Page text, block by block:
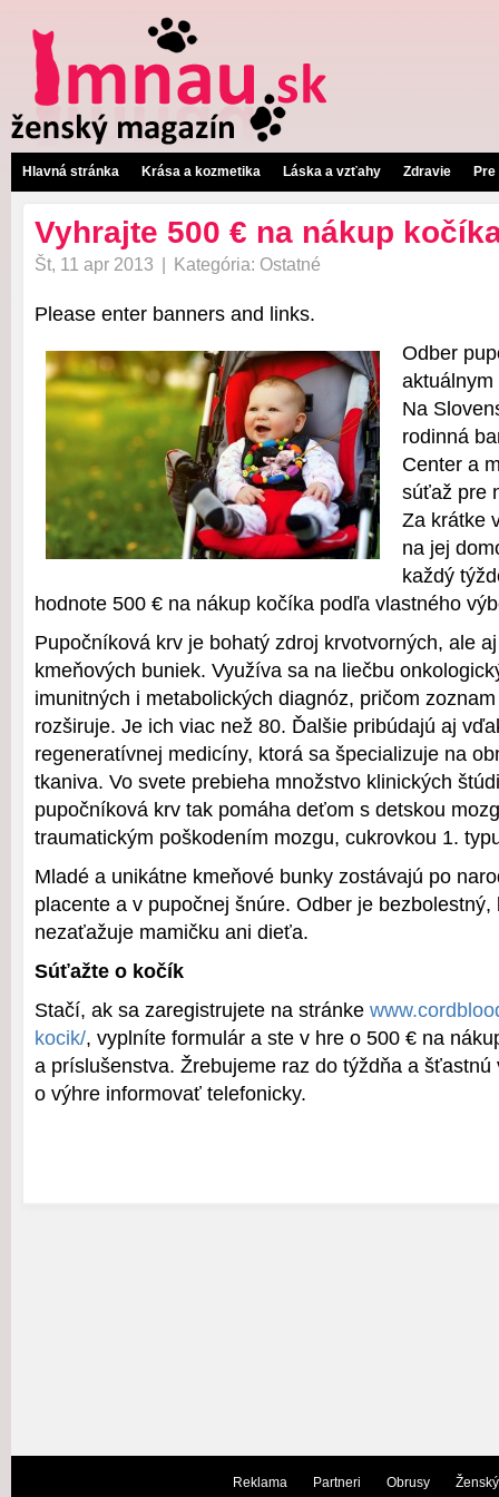
Hlavná stránka Krása a kozmetika Láska a vzťahy Zdravie
Vyhrajte 500 € na nákup
Št, 11 apr 2013 Kategória: Ostatné
Please enter banners and links.
Odber
Na
rodinná
Center a
súťaž pre
Za krátke
na jej
každý
hodnote 500 € na nákup kočíka podľa vlastného
Pupočníková krv je bohatý zdroj krvotvorných, ale
kmeňových buniek. Využíva sa na liečbu
imunitných i metabolických diagnóz, pričom
rozširuje. Je ich viac než 80. Ďalšie pribúdajú aj
regeneratívnej medicíny, ktorá sa špecializuje na
tkaniva. Vo svete prebieha množstvo klinických
pupočníková krv tak pomáha deťom s detskou
traumatickým poškodením mozgu, cukrovkou 1.
Mladé a unikátne kmeňové bunky zostávajú po
placente a v pupočnej šnúre. Odber je bezbolestný,
nezaťažuje mamičku ani dieťa.
Súťažte o kočík
Stačí, ak sa zaregistrujete na stránke
kocik/, vyplníte formulár a ste v hre o 500 € na
a príslušenstva. Žrebujeme raz do týždňa a šťastnú
o výhre informovať telefonicky.
Reklama Partneri Obrusy